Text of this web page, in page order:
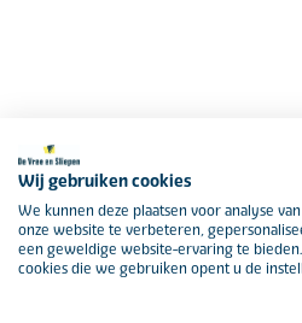
Wij gebruiken cookies
We kunnen deze plaatsen voor analyse
onze website te verbeteren,
een geweldige website-ervaring te
cookies die we gebruiken opent u de